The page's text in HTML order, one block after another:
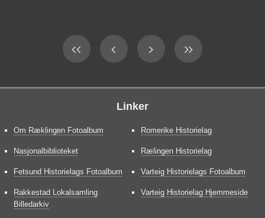
Linker
Om Ræklingen Fotoalbum
Nasjonalbiblioteket
Fetsund Historielags Fotoalbum
Rakkestad Lokalsamling
Billedarkiv
Romerike Historielag
Rælingen Historielag
Varteig Historielags Fotoalbum
Varteig Historielag Hjemmeside